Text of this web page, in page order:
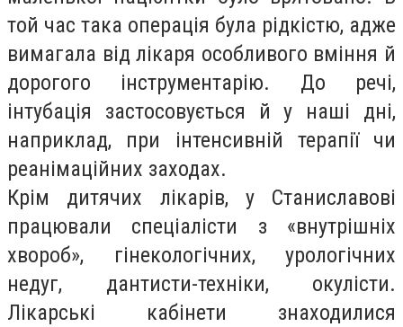
той час така операція була рідкістю, адже
вимагала від лікаря особливого вміння й
дорогого інструментарію. До речі,
інтубація застосовується й у наші дні,
наприклад, при інтенсивній терапії чи
реанімаційних заходах.
Крім дитячих лікарів, у Станиславові
працювали спеціалісти з «внутрішніх
хвороб», гінекологічних, урологічних
недуг, дантисти-техніки, окулісти.
Лікарські кабінети знаходилися